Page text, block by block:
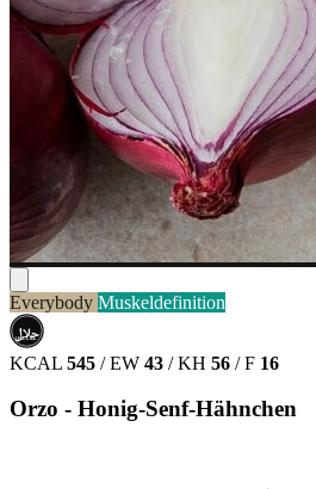
Everybody Muskeldefinition
حلال
HALAL
KCAL 545 / EW 43 / KH 56 / F 16
Orzo - Honig-Senf-Hähnchen